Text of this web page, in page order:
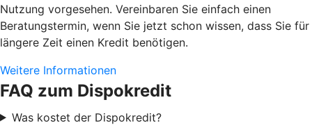
Nutzung vorgesehen. Vereinbaren Sie einfach einen
Beratungstermin, wenn Sie jetzt schon wissen, dass Sie für
längere Zeit einen Kredit benötigen.
Weitere Informationen
FAQ zum Dispokredit
Was kostet der Dispokredit?